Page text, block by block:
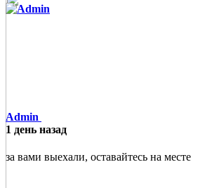
Admin
1 день назад
за вами выехали, оставайтесь на месте